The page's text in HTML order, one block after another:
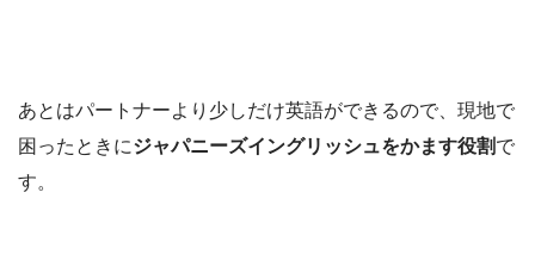
あとはパートナーより少しだけ英語ができるので、現地で
困ったときにジャパニーズイングリッシュをかます役割で
す。